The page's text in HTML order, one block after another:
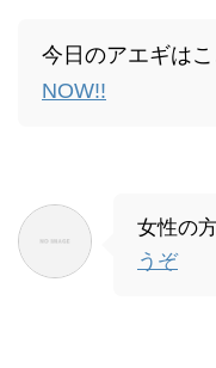
今日のアエギは
NOW!!
女性の
うぞ